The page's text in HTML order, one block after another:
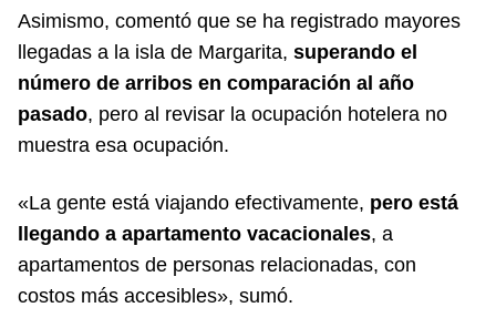
Asimismo, comentó que se ha registrado mayores
llegadas a la isla de Margarita, superando el
número de arribos en comparación al año
pasado, pero al revisar la ocupación hotelera no
muestra esa ocupación.
«La gente está viajando efectivamente, pero está
llegando a apartamento vacacionales, a
apartamentos de personas relacionadas, con
costos más accesibles», sumó.